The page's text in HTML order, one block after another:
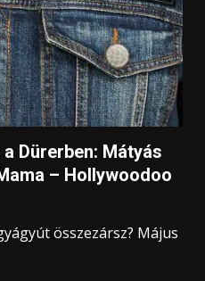
Dürerben: Mátyás
– Hollywoodoo
összezársz? Május